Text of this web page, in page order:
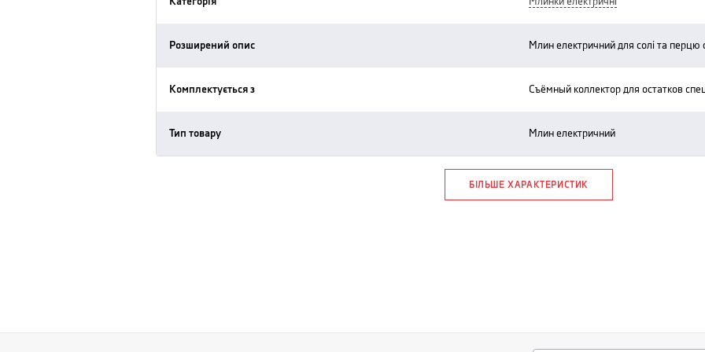
Розширений опис млин електричний для солі та
Комплектується з съёмный коллектор для остатков
Тип товару млин електричний
БІЛЬШЕ ХАРАКТЕРИСТИК